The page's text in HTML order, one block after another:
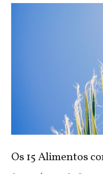
Os 15 Alimentos